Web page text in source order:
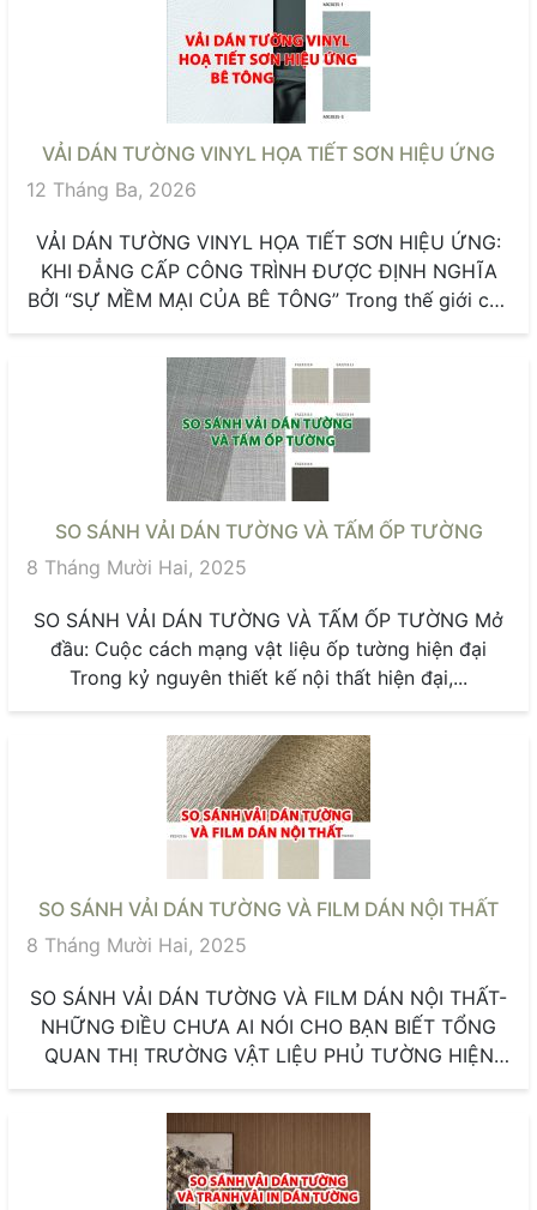
VẢI DÁN TƯỜNG VINYL HỌA TIẾT SƠN HIỆU ỨNG
12 Tháng Ba, 2026
VẢI DÁN TƯỜNG VINYL HỌA TIẾT SƠN HIỆU ỨNG:
KHI ĐẲNG CẤP CÔNG TRÌNH ĐƯỢC ĐỊNH NGHĨA
BỞI “SỰ MỀM MẠI CỦA BÊ TÔNG” Trong thế giới của
SO SÁNH VẢI DÁN TƯỜNG VÀ TẤM ỐP TƯỜNG
8 Tháng Mười Hai, 2025
SO SÁNH VẢI DÁN TƯỜNG VÀ TẤM ỐP TƯỜNG Mở
đầu: Cuộc cách mạng vật liệu ốp tường hiện đại
Trong kỷ nguyên thiết kế nội thất hiện đại,...
SO SÁNH VẢI DÁN TƯỜNG VÀ FILM DÁN NỘI THẤT
8 Tháng Mười Hai, 2025
SO SÁNH VẢI DÁN TƯỜNG VÀ FILM DÁN NỘI THẤT-
NHỮNG ĐIỀU CHƯA AI NÓI CHO BẠN BIẾT TỔNG
QUAN THỊ TRƯỜNG VẬT LIỆU PHỦ TƯỜNG HIỆN